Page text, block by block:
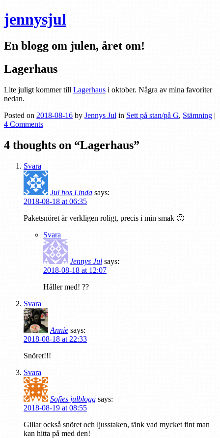
jennysjul
En blogg om julen, året om!
Lagerhaus
Lite juligt kommer till Lagerhaus i oktober. Några av mina favoriter
nedan.
Posted on 2018-08-16 by Jennys Jul in Sett på stan/på G, Stämning |
4 Comments
4 thoughts on “Lagerhaus”
Svara
Jul hos Linda says:
2018-08-18 at 06:35
Paketsnöret är verkligen roligt, precis i min smak 🙂
Svara
Jennys Jul says:
2018-08-18 at 12:07
Håller med! ??
Svara
Annie says:
2018-08-18 at 22:33
Snöret!!!
Svara
Sofies julblogg says:
2018-08-19 at 08:55
Gillar också snöret och ljusstaken, tänk vad mycket fint man
kan hitta på med den!